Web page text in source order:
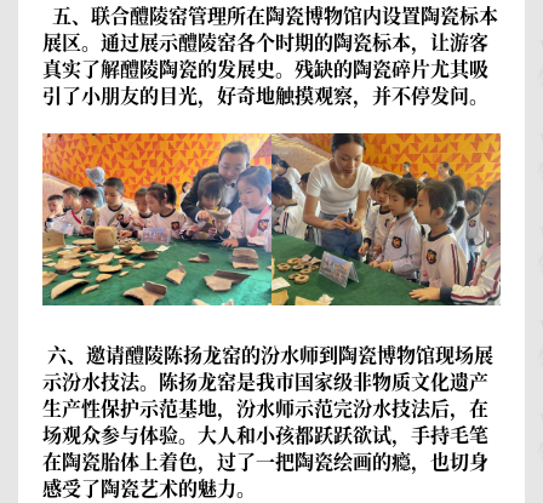
五、联合醴陵窑管理所在陶瓷博物馆内设置陶瓷标本
展区。 通过展示醴陵窑各个时期的陶瓷标本，让游客
真实了解醴陵陶瓷的发展史。残缺的陶瓷碎片尤其吸
引了小朋友的目光，好奇地触摸观察，并不停发问。
六、邀请醴陵陈扬龙窑的汾水师到陶瓷博物馆现场展
示汾水技法。陈扬龙窑是我市国家级非物质文化遗产
生产性保护示范基地，汾水师示范完汾水技法后，在
场观众参与体验。大人和小孩都跃跃欲试，手持毛笔
在陶瓷胎体上着色，过了一把陶瓷绘画的瘾，也切身
感受了陶瓷艺术的魅力。